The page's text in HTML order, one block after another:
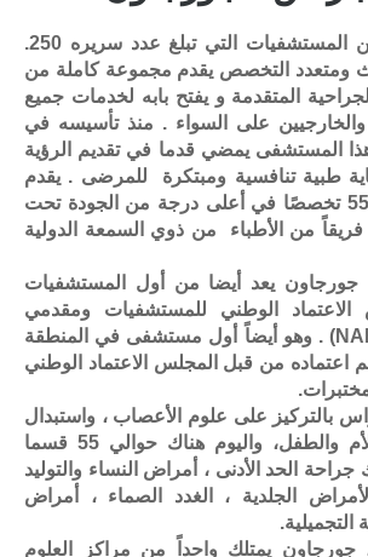
مستشفى بارس من المستشفيات التي تبلغ عدد سريره 250.
التخصص يقدم مجموعة كاملة من
المتقدمة و يفتح بابه لخدمات جميع
والخارجيين على السواء . منذ تأسيسه في
يزال هذا المستشفى يمضي قدما في تقديم الرؤية
طبية تنافسية ومبتكرة للمرضى . يقدم
المستشفى حوالي 55 تخصصًا في أعلى درجة من الجودة تحت
من الأطباء من ذوي السمعة الدولية
يعد أيضا من أول المستشفيات
الوطني للمستشفيات ومقدمي
الرعاية الصحية(NABH) . وهو أيضاً أول مستشفى في المنطقة
اعتماده من قبل المجلس الاعتماد الوطني
بالتركيز على علوم الأعصاب ، واستبدال
المفاصل ورعاية الأم والطفل، واليوم هناك حوالي 55 قسما
الحد الأدنى ، أمراض النساء والتوليد
الجلدية ، الغدد الصماء ، أمراض
التجميلية.
يمتلك واحداً من مراكز العلوم